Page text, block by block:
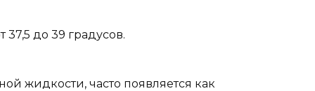
37,5 до 39 градусов.
жидкости, часто появляется как